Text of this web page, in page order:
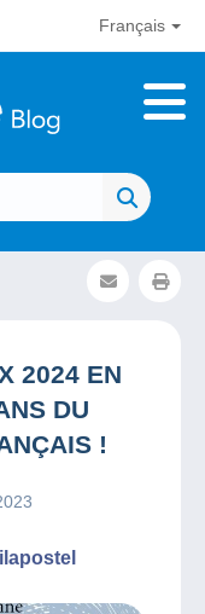
Français
2024 EN
DU
!